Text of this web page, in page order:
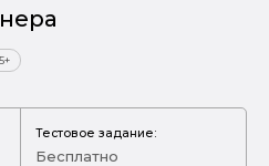
Тестовое задание:
Бесплатно